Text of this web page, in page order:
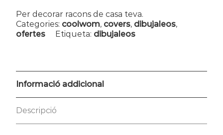
Per decorar racons de casa teva.
Categories: coolwom, covers, dibujaleos,
ofertes
Etiqueta: dibujaleos
Informació addicional
Descripció